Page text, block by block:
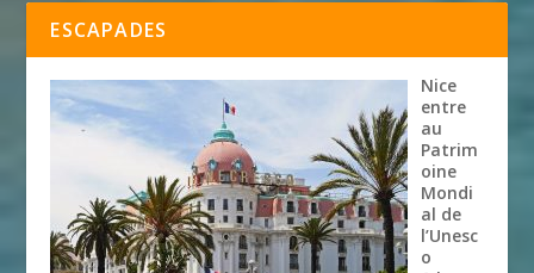
ESCAPADES
Nice
entre
au
Patrim
oine
Mondi
al de
l’Unesc
o